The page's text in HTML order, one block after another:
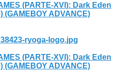
(PARTE-XVI): Dark Eden
(GAMEBOY ADVANCE)
ryoga-logo.jpg
(PARTE-XVI): Dark Eden
(GAMEBOY ADVANCE)